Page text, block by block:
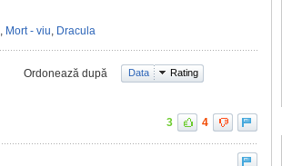
, Mort - viu, Dracula
Ordonează după Data Rating
3 4